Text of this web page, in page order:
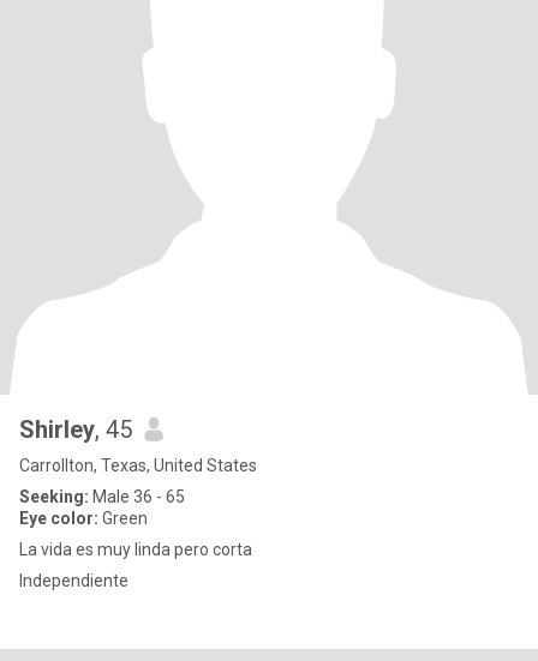
Shirley, 45
Carrollton, Texas, United States
Seeking: Male 36 - 65
Eye color: Green
La vida es muy linda pero corta
Independiente